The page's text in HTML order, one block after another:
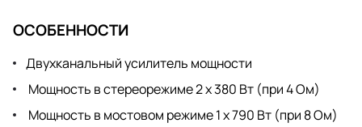
ОСОБЕННОСТИ
Двухканальный усилитель мощности
Мощность в стереорежиме 2 x 380 Вт (при 4 Ом)
Мощность в мостовом режиме 1 x 790 Вт (при 8 Ом)